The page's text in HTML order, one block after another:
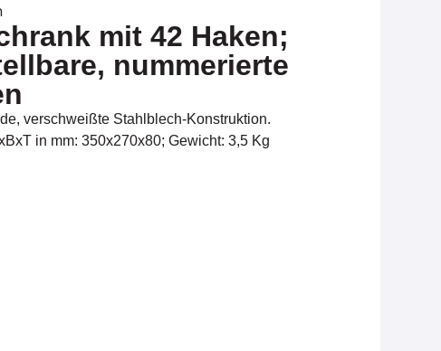
mit 42 Haken;
nummerierte
verschweißte Stahlblech-Konstruktion.
in mm: 350x270x80; Gewicht: 3,5 Kg